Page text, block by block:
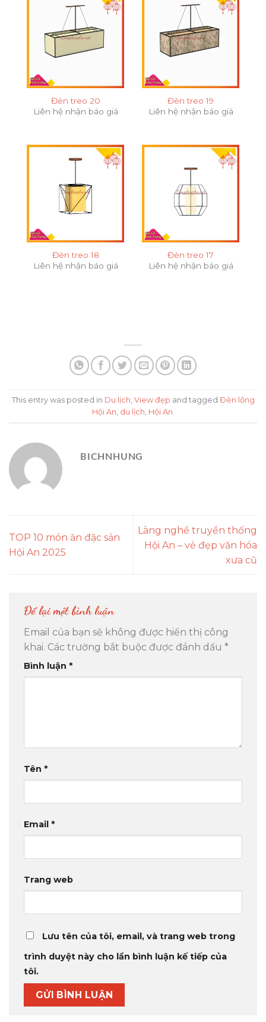
Đèn treo 20
Liên hệ nhận báo giá
Đèn treo 19
Liên hệ nhận báo giá
Đèn treo 18
Liên hệ nhận báo giá
Đèn treo 17
Liên hệ nhận báo giá
This entry was posted in Du lịch View đẹp and tagged Đèn lồng
Hội An du lịch Hội An
BICHNHUNG
TOP 10 món ăn đặc sản
Hội An 2025
Làng nghề truyền thống
Hội An – vẻ đẹp văn hóa
xưa cũ
Để lại một bình luận
Email của bạn sẽ không được hiển thị công
khai. Các trường bắt buộc được đánh dấu *
Bình luận *
Tên *
Email *
Trang web
Lưu tên của tôi, email, và trang web trong
trình duyệt này cho lần bình luận kế tiếp của
tôi.